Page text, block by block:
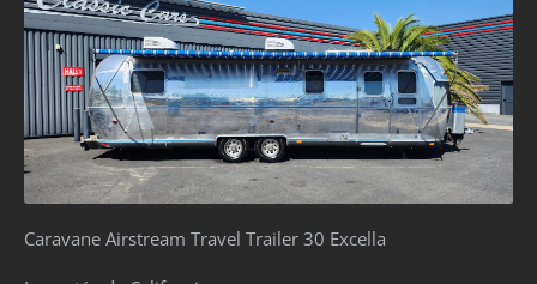
Caravane Airstream Travel Trailer 30 Excella